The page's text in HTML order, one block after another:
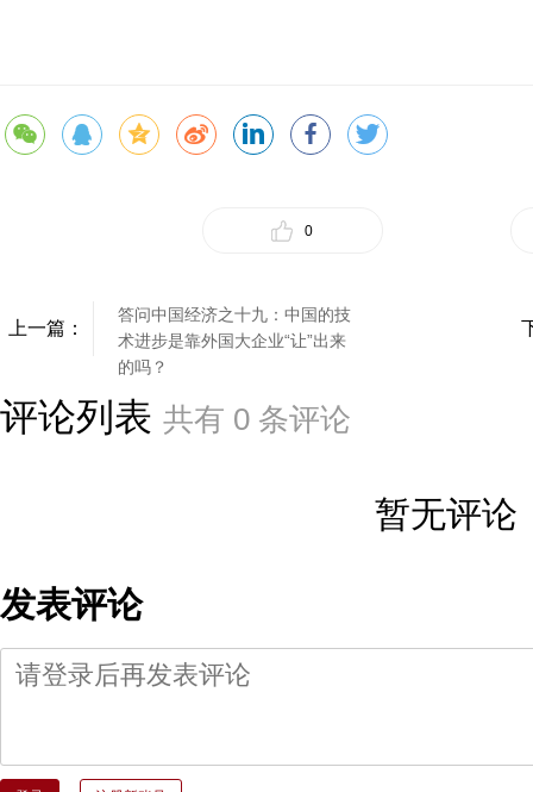
0
上一篇：
答问中国经济之十九：中国的技
术进步是靠外国大企业“让”出来
的吗？
评论列表 共有 0 条评论
暂无评论
发表评论